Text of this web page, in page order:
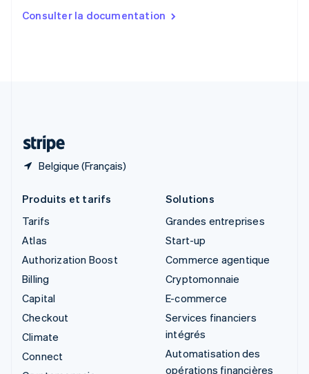
Consulter la documentation
Belgique (Français)
English
Produits et tarifs
Tarifs
Atlas
Authorization Boost
Billing
Capital
Checkout
Climate
Connect
Solutions
Grandes entreprises
Start-up
Commerce agentique
Cryptomonnaie
E-commerce
Services financiers
intégrés
Automatisation des
opérations financières